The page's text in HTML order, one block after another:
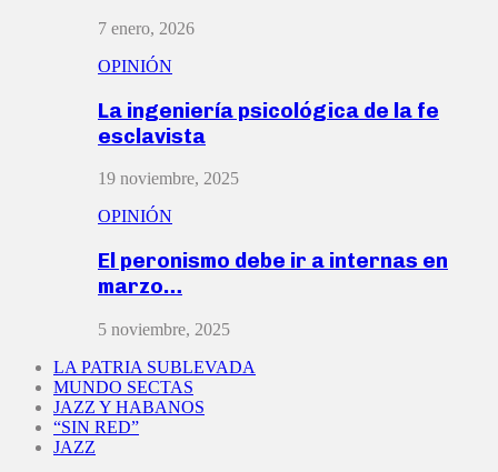
7 enero, 2026
OPINIÓN
La ingeniería psicológica de la fe
esclavista
19 noviembre, 2025
OPINIÓN
El peronismo debe ir a internas en
marzo…
5 noviembre, 2025
LA PATRIA SUBLEVADA
MUNDO SECTAS
JAZZ Y HABANOS
“SIN RED”
JAZZ